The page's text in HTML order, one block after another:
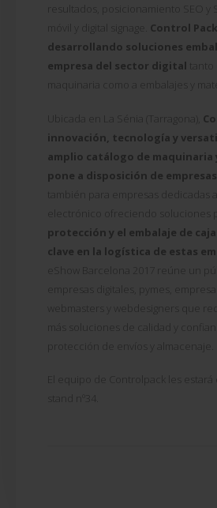
resultados, posicionamiento SEO y
móvil y digital signage. Control
desarrollando soluciones
empresa del sector digital tanto
maquinaria como a embalajes y
Ubicada en La Sénia (Tarragona),
innovación, tecnología y
amplio catálogo de maquinaria
pone a disposición de
también para empresas dedicadas
electrónico ofreciendo soluciones
protección y el embalaje de
clave en la logística de estas
eShow Barcelona 2017 reúne un
empresas digitales, pymes,
webmasters y webdesigners que
más soluciones de calidad y
protección de envíos y almacenaje.
El equipo de Controlpack les estará
stand nº34.